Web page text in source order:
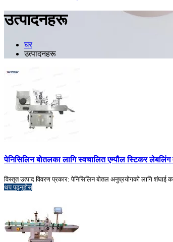
उत्पादनहरू
घर
उत्पादनहरू
पेनिसिलिन बोतलका लागि स्वचालित एम्पौल स्टिकर लेबलिंग
विस्तृत उत्पाद विवरण प्रकार: पेनिसिलिन बोतल अनुप्रयोगको लागि
थप पढ्नुहोस्